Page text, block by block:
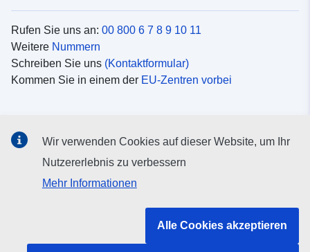
Rufen Sie uns an: 00 800 6 7 8 9 10 11
Weitere Nummern
Schreiben Sie uns (Kontaktformular)
Kommen Sie in einem der EU-Zentren vorbei
Suche nach EUSocial-Media-Kanäle
Organe und Einrichtungen der EU
Wir verwenden Cookies auf dieser Website, um Ihr
Nutzererlebnis zu verbessern
Mehr Informationen
Alle Cookies akzeptieren